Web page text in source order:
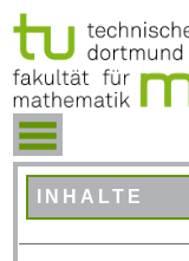
INHALTE